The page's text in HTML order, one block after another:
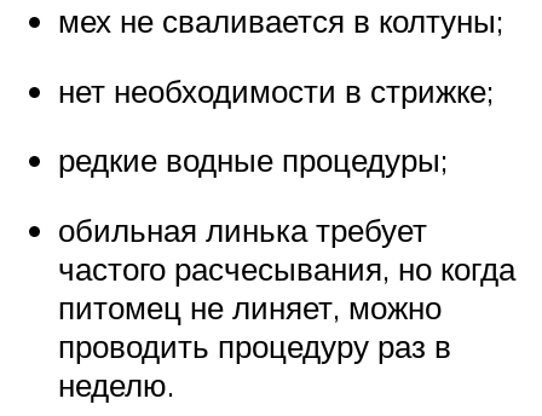
мех не сваливается в колтуны;
нет необходимости в стрижке;
редкие водные процедуры;
обильная линька требует
частого расчесывания, но когда
питомец не линяет, можно
проводить процедуру раз в
неделю.